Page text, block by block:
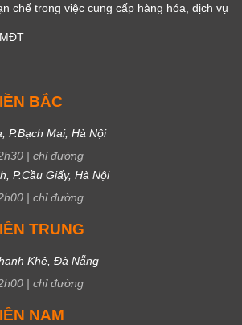
chế trong việc cung cấp hàng hóa, dịch vụ
BẮC
P.Bạch Mai, Hà Nội
| chỉ đường
P.Cầu Giấy, Hà Nội
| chỉ đường
TRUNG
Khê, Đà Nẵng
| chỉ đường
NAM